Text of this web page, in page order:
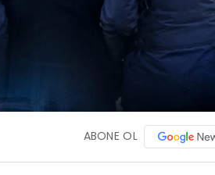
ABONE OL